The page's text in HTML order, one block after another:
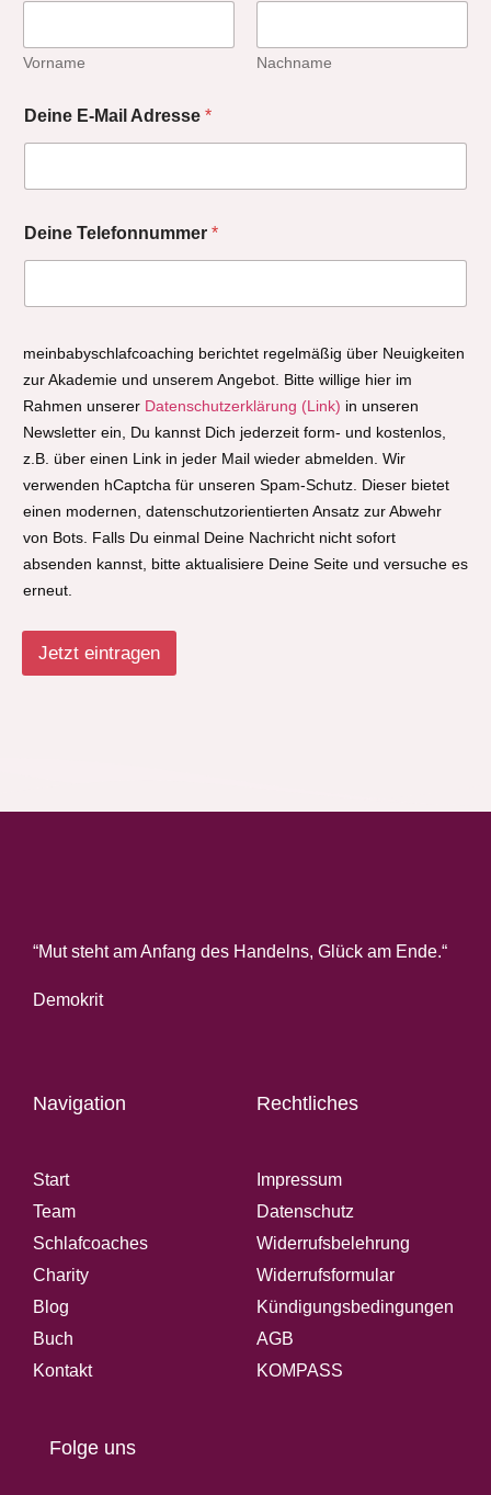
Vorname Nachname
Deine E-Mail Adresse *
Deine Telefonnummer *
meinbabyschlafcoaching berichtet regelmäßig über Neuigkeiten
zur Akademie und unserem Angebot. Bitte willige hier im
Rahmen unserer Datenschutzerklärung (Link) in unseren
Newsletter ein, Du kannst Dich jederzeit form- und kostenlos,
z.B. über einen Link in jeder Mail wieder abmelden. Wir
verwenden hCaptcha für unseren Spam-Schutz. Dieser bietet
einen modernen, datenschutzorientierten Ansatz zur Abwehr
von Bots. Falls Du einmal Deine Nachricht nicht sofort
absenden kannst, bitte aktualisiere Deine Seite und versuche es
erneut.
Jetzt eintragen
“Mut steht am Anfang des Handelns, Glück am Ende.“
Demokrit
Navigation
Start
Team
Schlafcoaches
Charity
Blog
Buch
Kontakt
Rechtliches
Impressum
Datenschutz
Widerrufsbelehrung
Widerrufsformular
Kündigungsbedingungen
AGB
KOMPASS
Folge uns